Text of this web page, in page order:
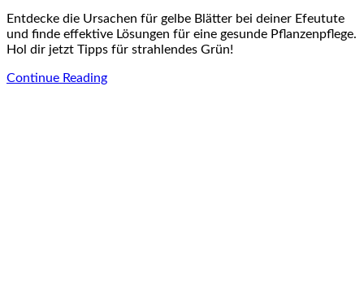
Entdecke die Ursachen für gelbe Blätter bei deiner Efeutute
und finde effektive Lösungen für eine gesunde Pflanzenpflege.
Hol dir jetzt Tipps für strahlendes Grün!
Continue Reading